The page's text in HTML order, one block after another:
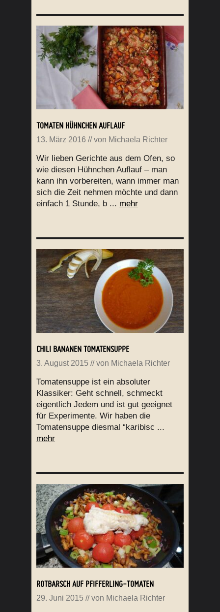
TOMATEN HÜHNCHEN AUFLAUF
13. März 2016 // von Michaela Richter
Wir lieben Gerichte aus dem Ofen, so
wie diesen Hühnchen Auflauf – man
kann ihn vorbereiten, wann immer man
sich die Zeit nehmen möchte und dann
einfach 1 Stunde, b ... mehr
CHILI BANANEN TOMATENSUPPE
3. August 2015 // von Michaela Richter
Tomatensuppe ist ein absoluter
Klassiker: Geht schnell, schmeckt
eigentlich Jedem und ist gut geeignet
für Experimente. Wir haben die
Tomatensuppe diesmal “karibisc ...
mehr
ROTBARSCH AUF PFIFFERLING-TOMATEN
29. Juni 2015 // von Michaela Richter